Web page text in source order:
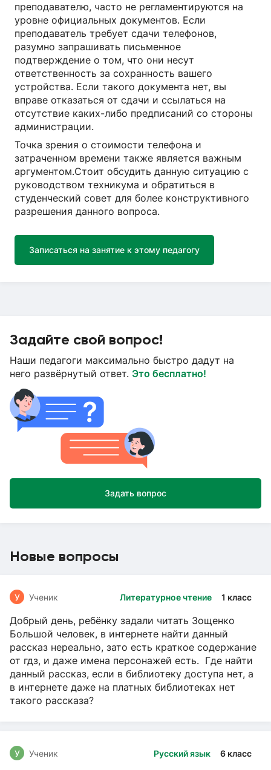
преподавателю, часто не регламентируются на
уровне официальных документов. Если
преподаватель требует сдачи телефонов,
разумно запрашивать письменное
подтверждение о том, что они несут
ответственность за сохранность вашего
устройства. Если такого документа нет, вы
вправе отказаться от сдачи и ссылаться на
отсутствие каких-либо предписаний со стороны
администрации.
Точка зрения о стоимости телефона и
затраченном времени также является важным
аргументом.Стоит обсудить данную ситуацию с
руководством техникума и обратиться в
студенческий совет для более конструктивного
разрешения данного вопроса.
Записаться на занятие к этому педагогу
Задайте свой вопрос!
Наши педагоги максимально быстро дадут на
него развёрнутый ответ. Это бесплатно!
Задать вопрос
Новые вопросы
Литературное чтение 1 класс
У Ученик
Добрый день, ребёнку задали читать Зощенко
Большой человек, в интернете найти данный
рассказ нереально, зато есть краткое содержание
от гдз, и даже имена персонажей есть. Где найти
данный рассказ, если в библиотеку доступа нет, а
в интернете даже на платных библиотеках нет
такого рассказа?
Русский язык 6 класс
У Ученик